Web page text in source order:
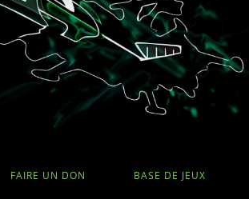
FAIRE UN DON BASE DE JEUX